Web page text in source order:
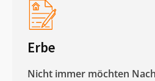
Erbe
Nicht immer möchten